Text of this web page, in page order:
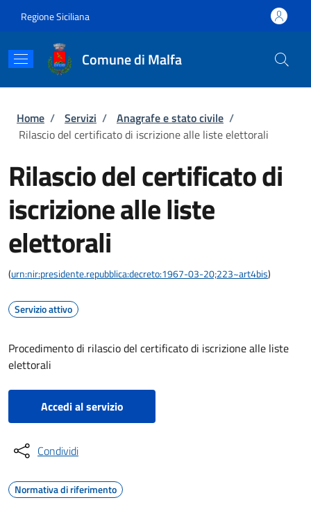
Regione Siciliana
Comune di Malfa
Briciole di pane
Home / Servizi / Anagrafe e stato civile /
Rilascio del certificato di iscrizione alle liste elettorali
Rilascio del certificato di
iscrizione alle liste
elettorali
(urn:nir:presidente.repubblica:decreto:1967-03-20;223~art4bis)
Servizio attivo
Procedimento di rilascio del certificato di iscrizione alle liste
elettorali
Accedi al servizio
Condividi
Normativa di riferimento